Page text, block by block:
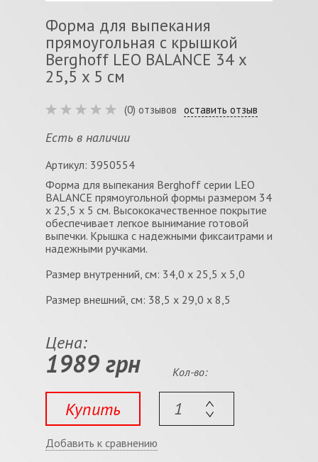
Форма для выпекания
прямоугольная с крышкой
Berghoff LEO BALANCE 34 x
25,5 x 5 см
(0) отзывов оставить отзыв
Есть в наличии
Артикул: 3950554
Форма для выпекания Berghoff серии LEO
BALANCE прямоугольной формы размером 34
x 25,5 x 5 см. Высококачественное покрытие
обеспечивает легкое вынимание готовой
выпечки. Крышка с надежными фиксаитрами и
надежными ручками.
Размер внутренний, см: 34,0 x 25,5 x 5,0
Размер внешний, см: 38,5 x 29,0 x 8,5
Цена:
1989 грн
Купить
Кол-во:
Добавить к сравнению